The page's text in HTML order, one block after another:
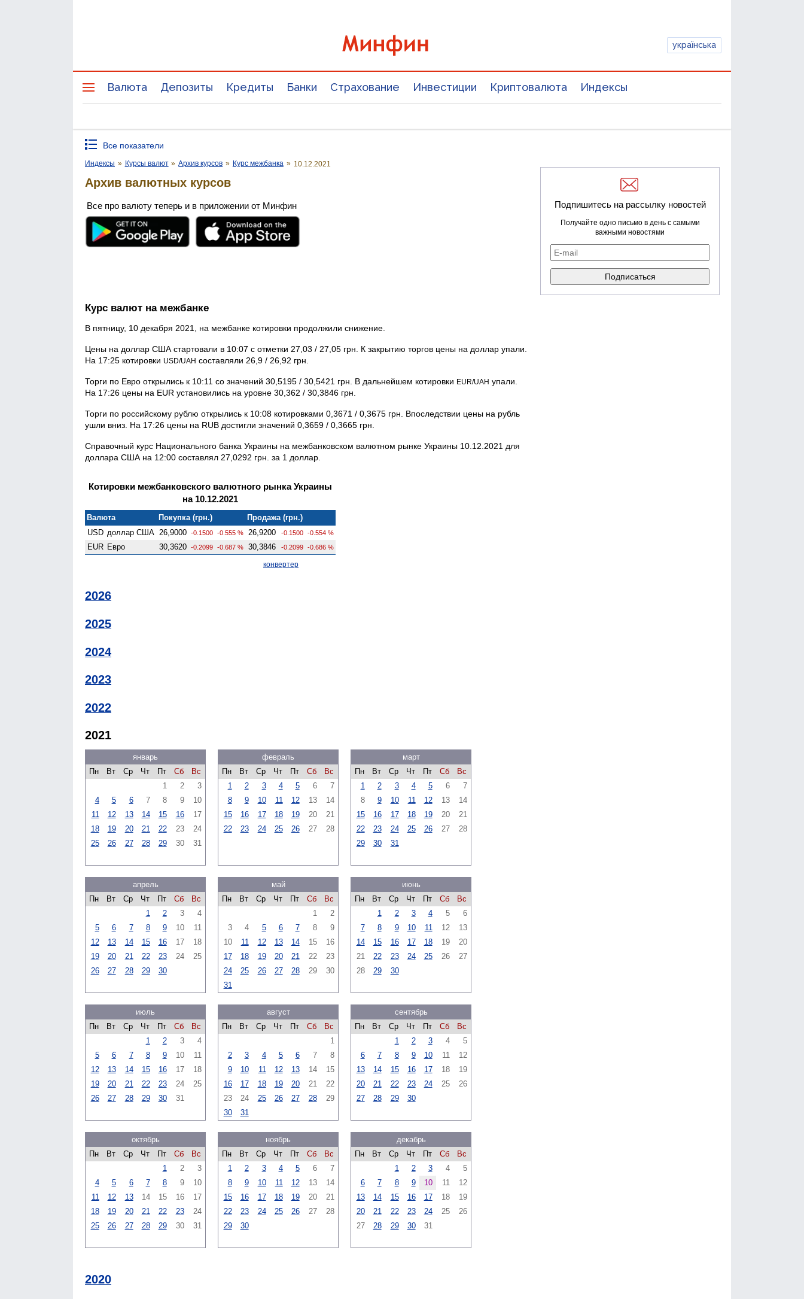
українська
Валюта Депозиты Кредиты Банки Страхование Инвестиции Криптовалюта Индексы
Все показатели
Индексы » Курсы валют » Архив курсов » Курс межбанка » 10.12.2021
Архив валютных курсов
Все про валюту теперь и в приложении от Минфин
Курс валют на межбанке
В пятницу, 10 декабря 2021, на межбанке котировки продолжили снижение.
Цены на доллар США стартовали в 10:07 с отметки 27,03 / 27,05 грн. К закрытию торгов цены на доллар упали.
На 17:25 котировки USD/UAH составляли 26,9 / 26,92 грн.
Торги по Евро открылись к 10:11 со значений 30,5195 / 30,5421 грн. В дальнейшем котировки EUR/UAH упали.
На 17:26 цены на EUR установились на уровне 30,362 / 30,3846 грн.
Торги по российскому рублю открылись к 10:08 котировками 0,3671 / 0,3675 грн. Впоследствии цены на рубль
ушли вниз. На 17:26 цены на RUB достигли значений 0,3659 / 0,3665 грн.
Справочный курс Национального банка Украины на межбанковском валютном рынке Украины 10.12.2021 для
доллара США на 12:00 составлял 27,0292 грн. за 1 доллар.
Котировки межбанковского валютного рынка Украины
на 10.12.2021
Валюта Покупка (грн.)
Продажа (грн.)
USD доллар США 26,9000 -0.1500 -0.555 % 26,9200 -0.1500 -0.554 %
EUR Евро 30,3620 -0.2099 -0.687 % 30,3846 -0.2099 -0.686 %
конвертер
2026
2025
2024
2023
2022
2021
январь
Пн
Вт Ср Чт Пт Сб
Вс
1
2
3
4
5 6 7 8 9
10
11
12 13 14 15 16
17
18
19 20 21 22 23
24
25
26 27 28 29 30 31
февраль
Пн
Вт Ср Чт Пт Сб
Вс
1
2 3 4 5 6
7
8
9 10 11 12 13
14
15
16 17 18 19 20
21
22
23 24 25 26 27 28
март
Пн
Вт Ср Чт Пт Сб
Вс
1
2 3 4 5 6
7
8
9 10 11 12 13
14
15
16 17 18 19 20
21
22
23 24 25 26 27
28
29
30 31
апрель
Пн
Вт Ср Чт Пт Сб
Вс
1
2 3
4
5
6 7 8 9 10
11
12
13 14 15 16 17
18
19
20 21 22 23 24
25
26
27 28 29 30
май
Пн
Вт Ср Чт Пт Сб
Вс
1
2
3
4 5 6 7 8
9
10
11 12 13 14 15
16
17
18 19 20 21 22
23
24
25 26 27 28 29
30
31
июнь
Пн
Вт Ср Чт Пт Сб
Вс
1
2 3 4 5
6
7
8 9 10 11 12
13
14
15 16 17 18 19
20
21
22 23 24 25 26
27
28
29 30
июль
Пн
Вт Ср Чт Пт Сб
Вс
1
2 3
4
5
6 7 8 9 10
11
12
13 14 15 16 17
18
19
20 21 22 23 24
25
26
27 28 29 30 31
август
Пн
Вт Ср Чт Пт Сб
Вс
1
2
3 4 5 6 7
8
9
10 11 12 13 14
15
16
17 18 19 20 21
22
23
24 25 26 27 28
29
30
31
сентябрь
Пн
Вт Ср Чт Пт Сб
Вс
1
2 3 4
5
6
7 8 9 10 11
12
13
14 15 16 17 18
19
20
21 22 23 24 25
26
27
28 29 30
октябрь
Пн
Вт Ср Чт Пт Сб
Вс
1
2
3
4
5 6 7 8 9
10
11
12 13 14 15 16
17
18
19 20 21 22 23
24
25
26 27 28 29 30 31
ноябрь
Пн
Вт Ср Чт Пт Сб
Вс
1
2 3 4 5 6
7
8
9 10 11 12 13
14
15
16 17 18 19 20
21
22
23 24 25 26 27
28
29
30
декабрь
Пн
Вт Ср Чт Пт Сб
Вс
1
2 3 4
5
6
7 8 9 10 11
12
13
14 15 16 17 18
19
20
21 22 23 24 25
26
27
28 29 30 31
2020
Подпишитесь на рассылку новостей
Получайте одно письмо в день с самыми
важными новостями